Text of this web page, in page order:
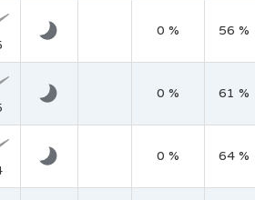
0 % 56 %
0 % 61 %
0 % 64 %